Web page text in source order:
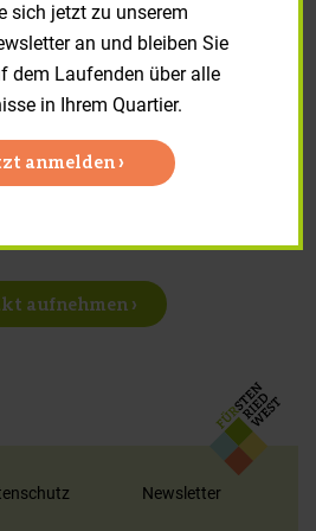
und Formulare
Schadensmeldung
Anregungen, Fragen
aufnehmen ›
Newsletter
sich jetzt zu unserem
an und bleiben Sie
dem Laufenden über alle
in Ihrem Quartier.
anmelden ›